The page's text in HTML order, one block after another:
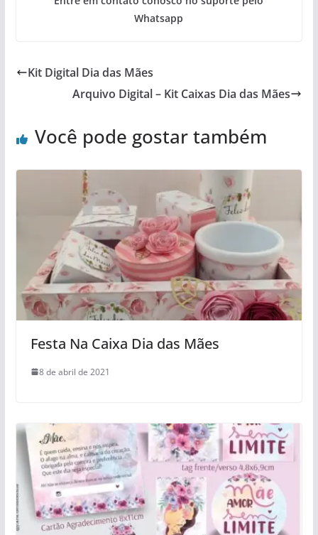
Whatsapp
Kit Digital Dia das Mães
Arquivo Digital – Kit Caixas Dia das Mães
Você pode gostar também
Festa Na Caixa Dia das Mães
8 de abril de 2021